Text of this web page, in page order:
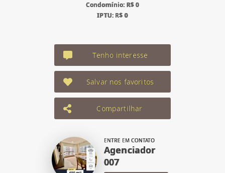
Condomínio: R$ 0
IPTU: R$ 0
Tenho interesse
Salvar nos favoritos
Compartilhar
ENTRE EM CONTATO
Agenciador
007